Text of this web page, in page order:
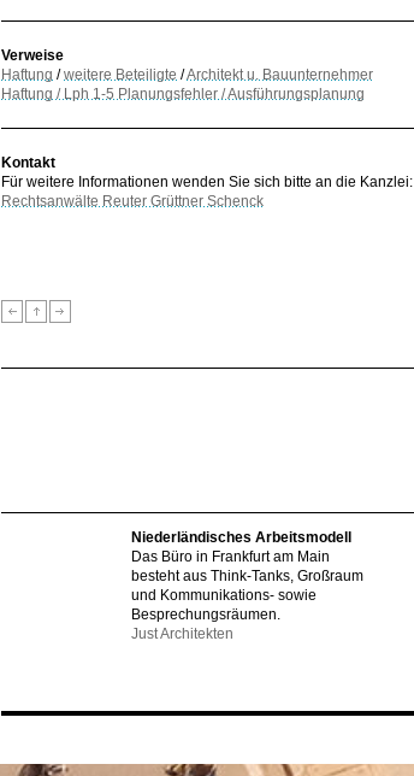
Verweise
Haftung /weitere Beteiligte /Architekt u. Bauunternehmer
Haftung / Lph 1-5 Planungsfehler / Ausführungsplanung
Kontakt
Für weitere Informationen wenden Sie sich bitte an die Kanzlei:
Rechtsanwälte Reuter Grüttner Schenck
Niederländisches Arbeitsmodell
Das Büro in Frankfurt am Main
besteht aus Think-Tanks, Großraum
und Kommunikations- sowie
Besprechungsräumen.
Just Architekten